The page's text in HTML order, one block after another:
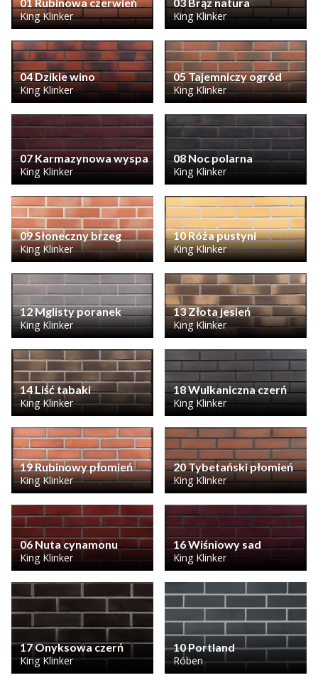
King Klinker
King Klinker
04 Dzikie wino
King Klinker
05 Tajemniczy ogród
King Klinker
07 Karmazynowa wyspa
King Klinker
08 Noc polarna
King Klinker
09 Słoneczny brzeg
King Klinker
10 Róża pustyni
King Klinker
12 Mglisty poranek
King Klinker
13 Złota jesień
King Klinker
14 Liść tabaki
King Klinker
18 Wulkaniczna czerń
King Klinker
19 Rubinowy płomień
King Klinker
20 Tybetański płomień
King Klinker
06 Nuta cynamonu
King Klinker
16 Wiśniowy sad
King Klinker
17 Onyksowa czerń
King Klinker
10 Portland
Röben